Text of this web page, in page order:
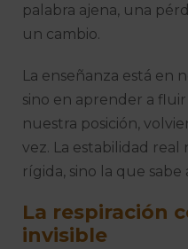
palabra ajena, una
un cambio.
La enseñanza está en
sino en aprender a
nuestra posición,
vez. La estabilidad
rígida, sino la que sabe
La respiración
invisible